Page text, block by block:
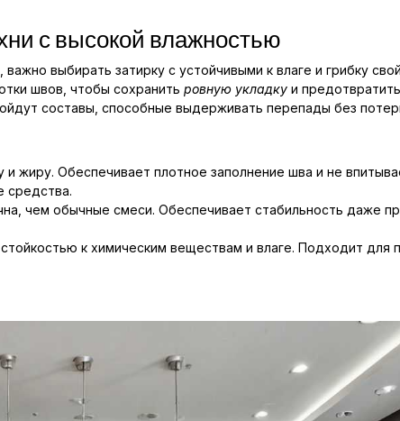
с высокой влажностью
выбирать затирку с устойчивыми к влаге и грибку
швов, чтобы сохранить ровную укладку и
составы, способные выдерживать перепады без
жиру. Обеспечивает плотное заполнение шва и не
средства.
чем обычные смеси. Обеспечивает стабильность даже
к химическим веществам и влаге. Подходит для